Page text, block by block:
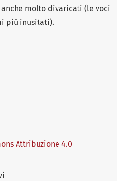
anche molto divaricati (le voci
più inusitati).
Attribuzione 4.0